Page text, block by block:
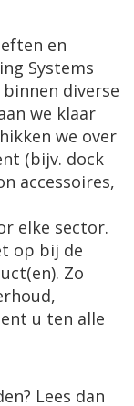
en
Systems
diverse
we klaar
we over
(bijv. dock
accessoires,
elke sector.
op bij de
Zo
u ten alle
Lees dan